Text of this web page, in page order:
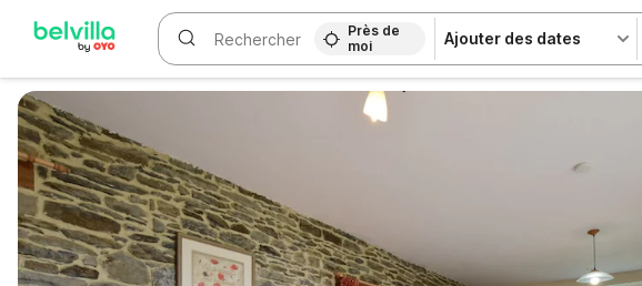
WIZARD MEMBER
Près de
moi
Ajouter des dates